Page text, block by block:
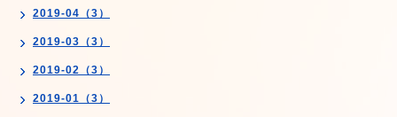
2019-04（3）
2019-03（3）
2019-02（3）
2019-01（3）